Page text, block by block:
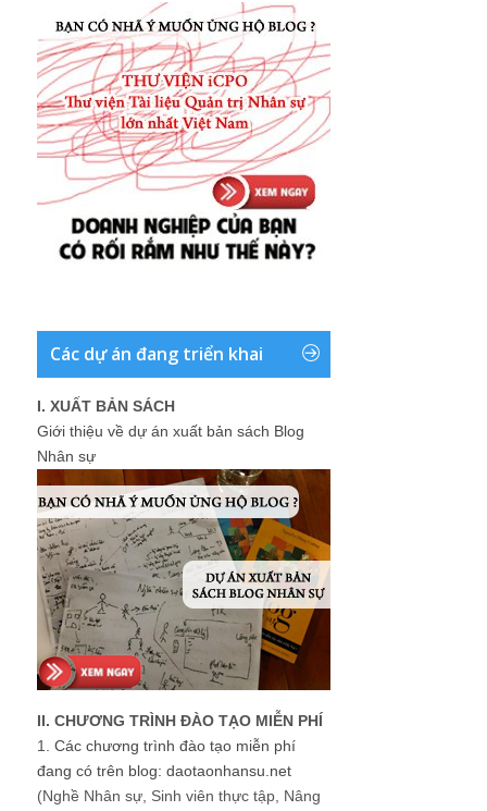
Các dự án đang triển khai
I. XUẤT BẢN SÁCH
Giới thiệu về dự án xuất bản sách Blog
Nhân sự
II. CHƯƠNG TRÌNH ĐÀO TẠO MIỄN PHÍ
1. Các chương trình đào tạo miễn phí
đang có trên blog: daotaonhansu.net
(Nghề Nhân sự, Sinh viên thực tập, Nâng